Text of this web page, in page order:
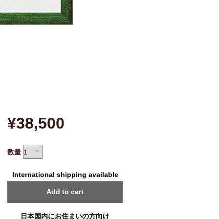
¥38,500
数量
International shipping available
Add to cart
日本国内にお住まいの方向け